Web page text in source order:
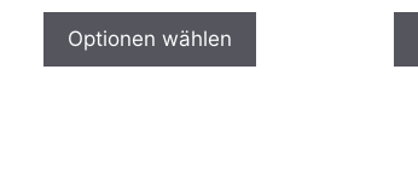
Optionen wählen